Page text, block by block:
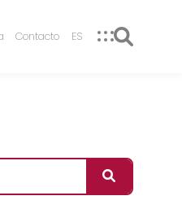
Contacto ES